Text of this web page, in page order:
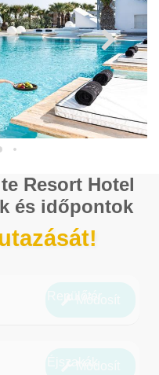
Resort Hotel
és időpontok